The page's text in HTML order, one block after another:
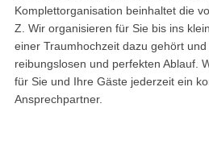
Komplettorganisation beinhaltet die
Z. Wir organisieren für Sie bis ins
einer Traumhochzeit dazu gehört
reibungslosen und perfekten Ablauf.
für Sie und Ihre Gäste jederzeit ein
Ansprechpartner.